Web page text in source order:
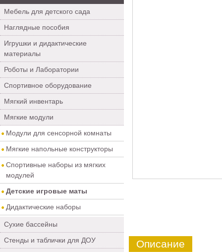
Мебель для детского сада
Наглядные пособия
Игрушки и дидактические
материалы
Роботы и Лаборатории
Спортивное оборудование
Мягкий инвентарь
Мягкие модули
Модули для сенсорной комнаты
Мягкие напольные конструкторы
Спортивные наборы из мягких
модулей
Детские игровые маты
Дидактические наборы
Сухие бассейны
Стенды и таблички для ДОУ
Описание